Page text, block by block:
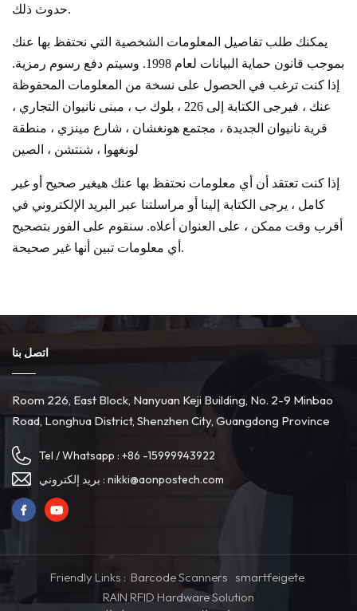
حدوث ذلك.
يمكنك طلب تفاصيل المعلومات الشخصية التي نحتفظ بها عنك
بموجب قانون حماية البيانات لعام 1998. وسيتم دفع رسوم رمزية.
إذا كنت ترغب في الحصول على نسخة من المعلومات المحفوظة
عنك ، فيرجى الكتابة إلى
226 ، بلوك ب ، مبنى نانيوان التجاري ،
قرية نانيوان الجديدة ، مجتمع هونغشان ، شارع مينزي ، منطقة
لونغهوا ، شنتشن ، الصين
إذا كنت تعتقد أن أي معلومات نحتفظ بها عنك هيغير صحيح أو غير
كامل ، يرجى الكتابة إلينا أو مراسلتنا عبر البريد الإلكتروني في
أقرب وقت ممكن ، على العنوان أعلاه. سنقوم على الفور بتصحيح
أي معلومات تبين أنها غير صحيحة.
اتصل بنا
Room 226, East Block, Nanyuan Keji Building, No. 2-9 Minbao
Road, Longhua District, Shenzhen City, Guangdong Province
Tel / Whatsapp : +86 -15999943922
بريد إلكتروني : nikki@aonpostech.com
Friendly Links : Barcode Scanners smartfeigete
RAIN RFID Hardware Solution